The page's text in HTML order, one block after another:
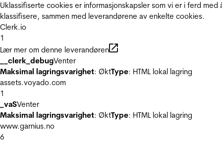
Uklassifiserte cookies er informasjonskapsler som vi er i ferd med
klassifisere, sammen med leverandørene av enkelte cookies.
Clerk.io
1
Lær mer om denne leverandøren
__clerk_debugVenter
Maksimal lagringsvarighet: ØktType: HTML lokal lagring
assets.voyado.com
1
_vaSVenter
Maksimal lagringsvarighet: ØktType: HTML lokal lagring
www.garnius.no
6